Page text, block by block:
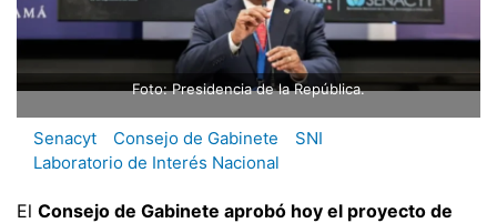
Foto: Presidencia de la República.
Senacyt Consejo de Gabinete
SNI
Laboratorio de Interés Nacional
El Consejo de Gabinete aprobó hoy el proyecto de